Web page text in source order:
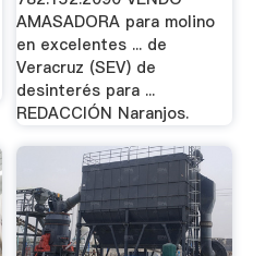
AMASADORA para molino
en excelentes ... de
Veracruz (SEV) de
desinterés para ...
REDACCIÓN Naranjos.